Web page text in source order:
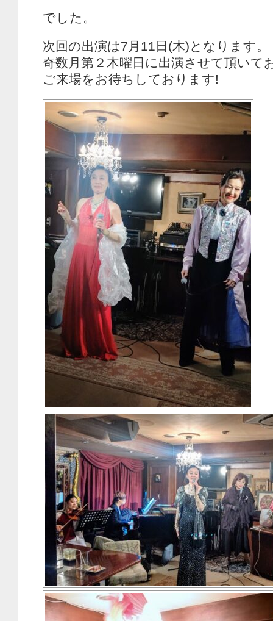
でした。
次回の出演は7月11日(木)となります。
奇数月第２木曜日に出演させて頂いて
ご来場をお待ちしております!